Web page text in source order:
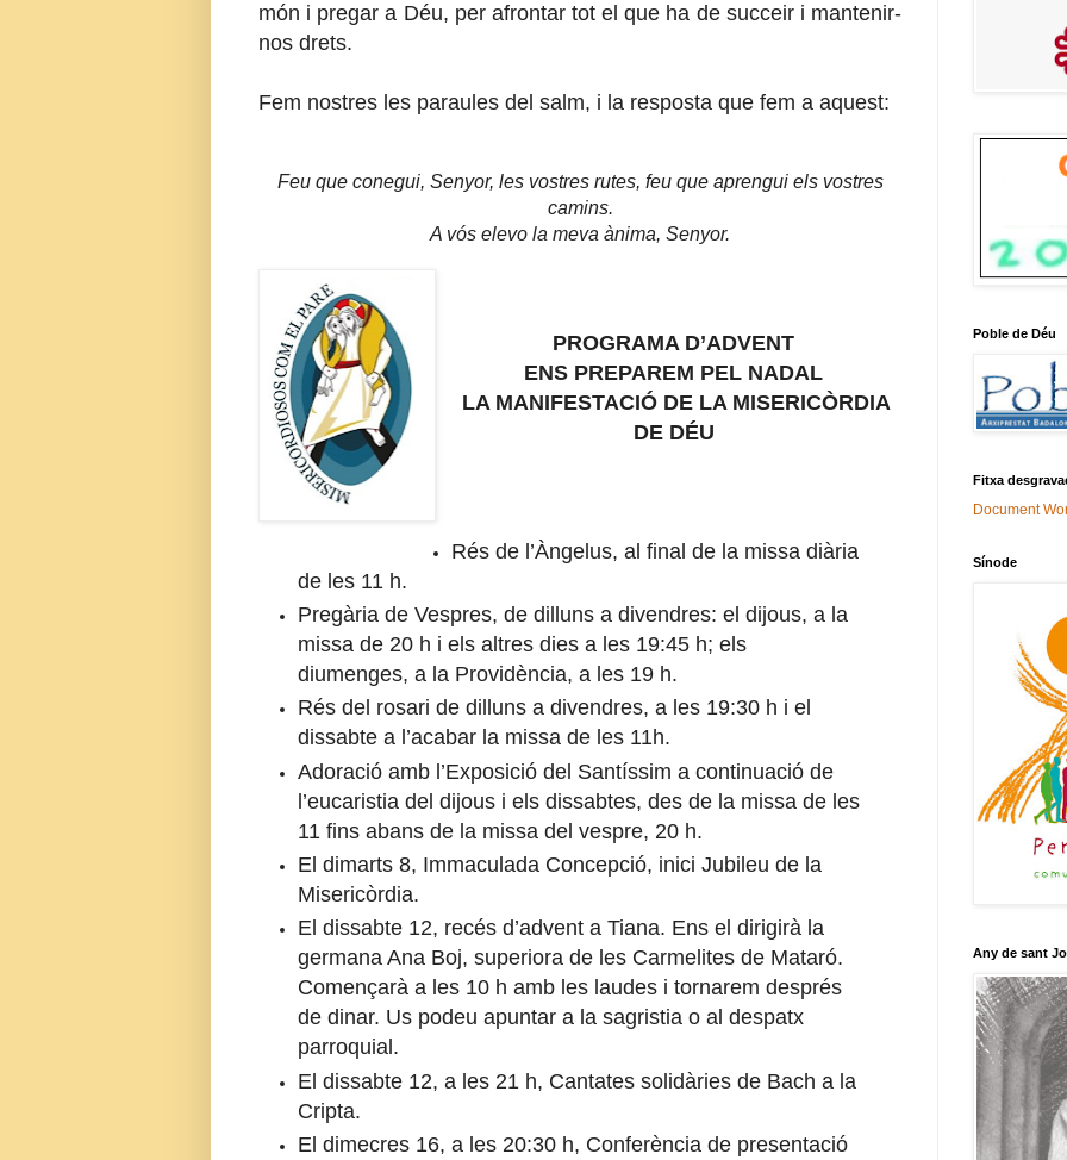
món i pregar a Déu, per afrontar tot el que ha de succeir i mantenir-
nos drets.
Fem nostres les paraules del salm, i la resposta que fem a aquest:
Feu que conegui, Senyor, les vostres rutes, feu que aprengui els vostres
camins.
A vós elevo la meva ànima, Senyor.
PROGRAMA D’ADVENT
ENS PREPAREM PEL NADAL
LA MANIFESTACIÓ DE LA MISERICÒRDIA
DE DÉU
Rés de l’Àngelus, al final de la missa diària
de les 11 h.
Pregària de Vespres, de dilluns a divendres: el dijous, a la
missa de 20 h i els altres dies a les 19:45 h; els
diumenges, a la Providència, a les 19 h.
Rés del rosari de dilluns a divendres, a les 19:30 h i el
dissabte a l’acabar la missa de les 11h.
Adoració amb l’Exposició del Santíssim a continuació de
l’eucaristia del dijous i els dissabtes, des de la missa de les
11 fins abans de la missa del vespre, 20 h.
El dimarts 8, Immaculada Concepció, inici Jubileu de la
Misericòrdia.
El dissabte 12, recés d’advent a Tiana. Ens el dirigirà la
germana Ana Boj, superiora de les Carmelites de Mataró.
Començarà a les 10 h amb les laudes i tornarem després
de dinar. Us podeu apuntar a la sagristia o al despatx
parroquial.
El dissabte 12, a les 21 h, Cantates solidàries de Bach a la
Cripta.
El dimecres 16, a les 20:30 h, Conferència de presentació
Poble de Déu
Fitxa
Document
Sínode
Any de sant